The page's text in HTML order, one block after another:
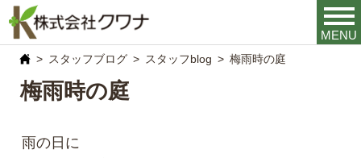
MENU
スタッフブログ スタッフblog 梅雨時の庭
梅雨時の庭
雨の日に